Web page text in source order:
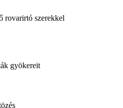
rovarirtó szerekkel
gyökereit